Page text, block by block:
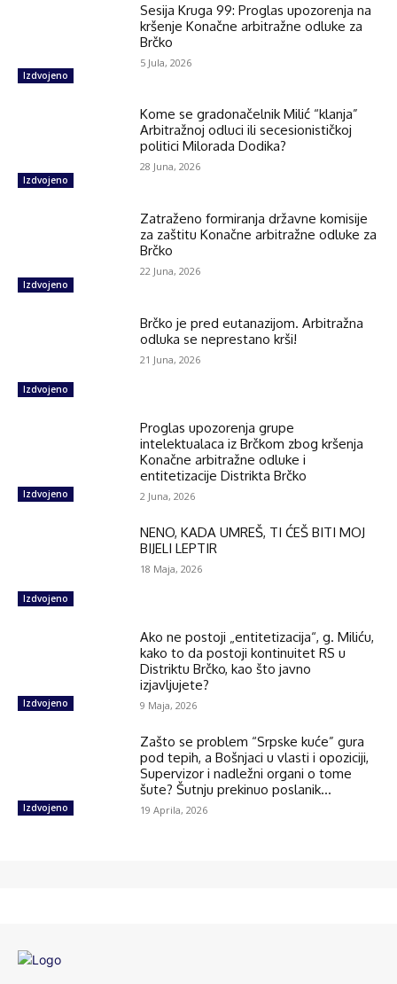
Izdvojeno
Sesija Kruga 99: Proglas upozorenja na
kršenje Konačne arbitražne odluke za
Brčko
5 Jula, 2026
Izdvojeno
Kome se gradonačelnik Milić “klanja”
Arbitražnoj odluci ili secesionističkoj
politici Milorada Dodika?
28 Juna, 2026
Izdvojeno
Zatraženo formiranja državne komisije
za zaštitu Konačne arbitražne odluke za
Brčko
22 Juna, 2026
Izdvojeno
Brčko je pred eutanazijom. Arbitražna
odluka se neprestano krši!
21 Juna, 2026
Izdvojeno
Proglas upozorenja grupe
intelektualaca iz Brčkom zbog kršenja
Konačne arbitražne odluke i
entitetizacije Distrikta Brčko
2 Juna, 2026
Izdvojeno
NENO, KADA UMREŠ, TI ĆEŠ BITI MOJ
BIJELI LEPTIR
18 Maja, 2026
Izdvojeno
Ako ne postoji „entitetizacija“, g. Miliću,
kako to da postoji kontinuitet RS u
Distriktu Brčko, kao što javno
izjavljujete?
9 Maja, 2026
Izdvojeno
Zašto se problem “Srpske kuće” gura
pod tepih, a Bošnjaci u vlasti i opoziciji,
Supervizor i nadležni organi o tome
šute? Šutnju prekinuo poslanik...
19 Aprila, 2026